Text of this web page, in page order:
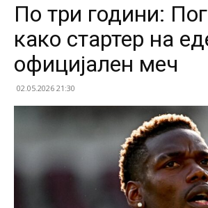
По три години:
како стартер на
официјален меч
02.05.2026 21:30